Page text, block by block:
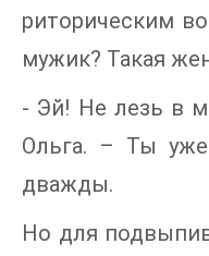
риторическим
мужик? Такая
- Эй! Не лезь в
Ольга. – Ты уже
дважды.
Но для